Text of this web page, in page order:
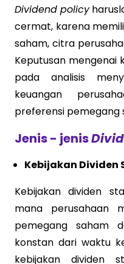
Dividend policy
cermat, karena
saham, citra
Keputusan mengenai
pada analisis
keuangan
preferensi pemegang
Jenis - jenis
Kebijakan Dividen
Kebijakan dividen
mana perusahaan
pemegang saham
konstan dari waktu
kebijakan dividen